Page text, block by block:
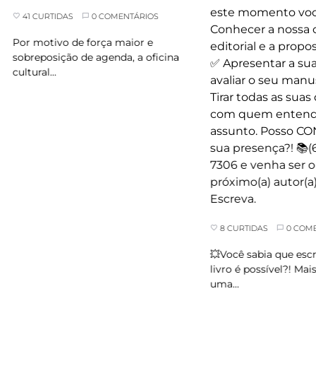
41 CURTIDAS 0 COMENTÁRIOS
Por motivo de força maior e
sobreposição de agenda, a oficina
cultural…
8 CURTIDAS 0
💥Você sabia que
livro é possível?! Mais
uma…